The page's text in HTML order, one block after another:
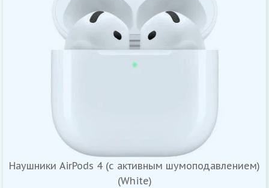
Наушники AirPods 4 (с активным шумоподавлением)
(White)